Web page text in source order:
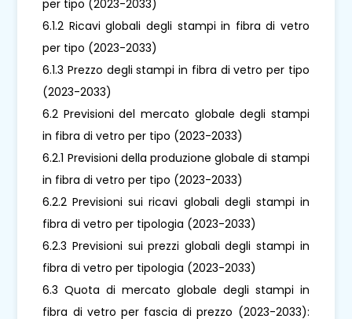
per tipo (2023-2033)
6.1.2 Ricavi globali degli stampi in fibra di vetro
per tipo (2023-2033)
6.1.3 Prezzo degli stampi in fibra di vetro per tipo
(2023-2033)
6.2 Previsioni del mercato globale degli stampi
in fibra di vetro per tipo (2023-2033)
6.2.1 Previsioni della produzione globale di stampi
in fibra di vetro per tipo (2023-2033)
6.2.2 Previsioni sui ricavi globali degli stampi in
fibra di vetro per tipologia (2023-2033)
6.2.3 Previsioni sui prezzi globali degli stampi in
fibra di vetro per tipologia (2023-2033)
6.3 Quota di mercato globale degli stampi in
fibra di vetro per fascia di prezzo (2023-2033):